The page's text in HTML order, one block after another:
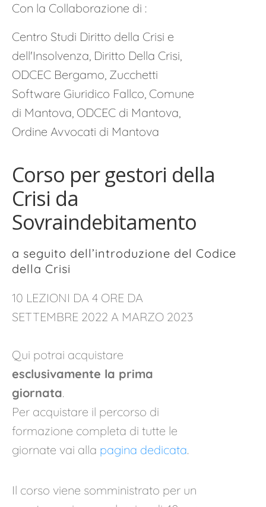
Con la Collaborazione di :
Centro Studi Diritto della Crisi e
dell'Insolvenza, Diritto Della Crisi,
ODCEC Bergamo, Zucchetti
Software Giuridico Fallco, Comune
di Mantova, ODCEC di Mantova,
Ordine Avvocati di Mantova
Corso per gestori della
Crisi da
Sovraindebitamento
a seguito dell’introduzione del Codice
della Crisi
10 LEZIONI DA 4 ORE DA
SETTEMBRE 2022 A MARZO 2023
Qui potrai acquistare
esclusivamente la prima
giornata.
Per acquistare il percorso di
formazione completa di tutte le
giornate vai alla pagina dedicata.
Il corso viene somministrato per un